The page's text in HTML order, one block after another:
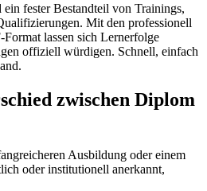
fester Bestandteil von Trainings,
Mit den professionell
lassen sich Lernerfolge
offiziell würdigen. Schnell, einfach
zwischen Diplom
Ausbildung oder einem
oder institutionell anerkannt,